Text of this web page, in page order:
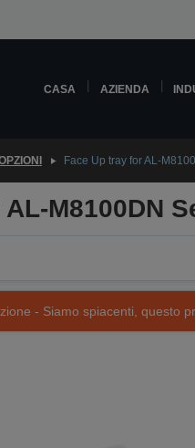
CASA AZIENDA
Face Up tray for AL-
M8100DN
- Siamo spiacenti, questo